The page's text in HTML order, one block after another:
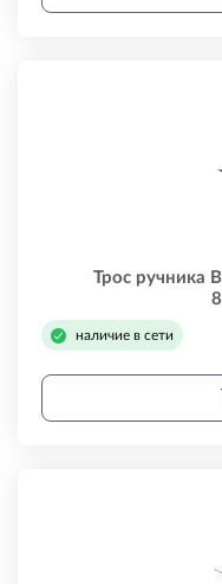
Трос ручника
наличие в сети